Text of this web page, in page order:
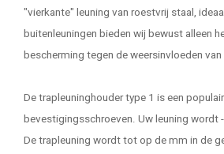
"vierkante" leuning van roestvrij staal,
buitenleuningen bieden wij bewust alleen
bescherming tegen de weersinvloeden
De trapleuninghouder type 1 is een
bevestigingsschroeven. Uw leuning wordt
De trapleuning wordt tot op de mm in de